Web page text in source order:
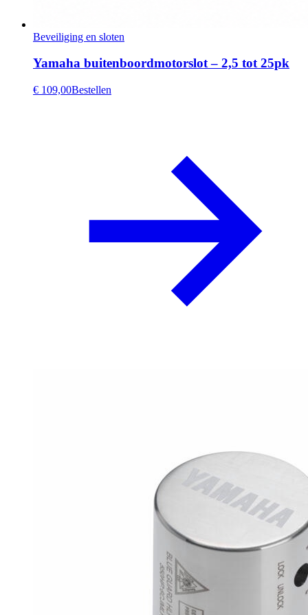
Beveiliging en sloten
Yamaha buitenboordmotorslot – 2,5 tot 25pk
€ 109,00Bestellen